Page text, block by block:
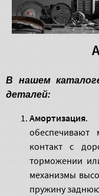
В нашем
деталей:
Амортизация.
контакт с
торможении
механизмы
пружину